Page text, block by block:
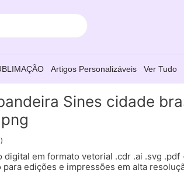
Artigos Personalizáveis Ver Tudo
Sines cidade
digital em formato vetorial .cdr .ai .svg .pdf
para edições e impressões em alta